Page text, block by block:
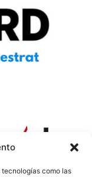
como las